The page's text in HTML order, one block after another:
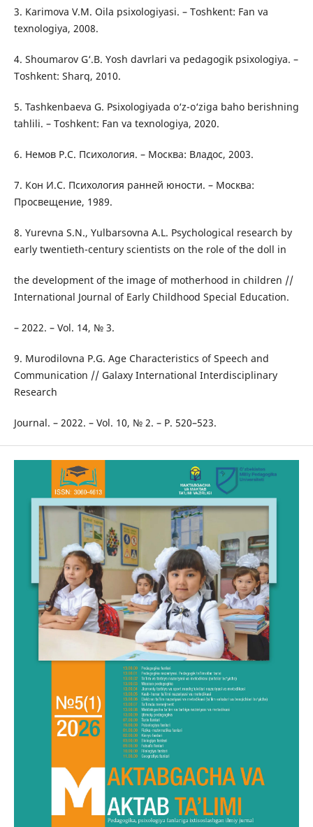
3. Karimova V.M. Oila psixologiyasi. – Toshkent: Fan va
texnologiya, 2008.
4. Shoumarov G‘.B. Yosh davrlari va pedagogik psixologiya. –
Toshkent: Sharq, 2010.
5. Tashkenbaeva G. Psixologiyada o‘z-o‘ziga baho berishning
tahlili. – Toshkent: Fan va texnologiya, 2020.
6. Немов Р.С. Психология. – Москва: Владос, 2003.
7. Кон И.С. Психология ранней юности. – Москва:
Просвещение, 1989.
8. Yurevna S.N., Yulbarsovna A.L. Psychological research by
early twentieth-century scientists on the role of the doll in
the development of the image of motherhood in children //
International Journal of Early Childhood Special Education.
– 2022. – Vol. 14, № 3.
9. Murodilovna P.G. Age Characteristics of Speech and
Communication // Galaxy International Interdisciplinary
Research
Journal. – 2022. – Vol. 10, № 2. – P. 520–523.